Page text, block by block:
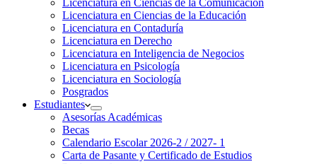
Licenciatura en Ciencias de la Comunicación
Licenciatura en Ciencias de la Educación
Licenciatura en Contaduría
Licenciatura en Derecho
Licenciatura en Inteligencia de Negocios
Licenciatura en Psicología
Licenciatura en Sociología
Posgrados
Estudiantes
Asesorías Académicas
Becas
Calendario Escolar 2026-2 / 2027- 1
Carta de Pasante y Certificado de Estudios